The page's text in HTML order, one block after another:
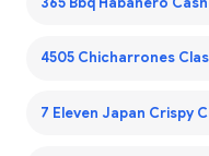
4505 Chicharrones
7 Eleven Japan Crispy